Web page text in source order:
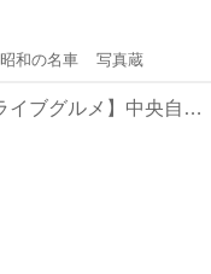
昭和の名車 写真蔵
【ドライブグルメ】中央自動車道・双葉SA（下り）で味わえる、東京の有名店「海老丸らーめん」や「サイノ」監修の味